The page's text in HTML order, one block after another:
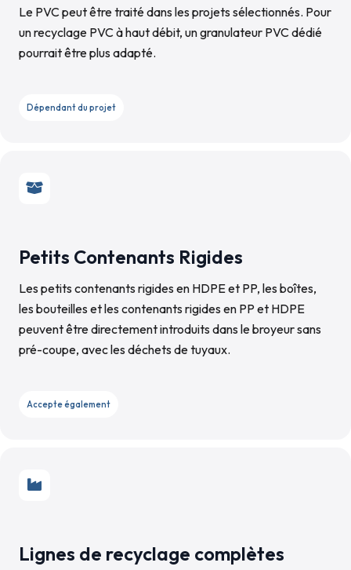
Le PVC peut être traité dans les projets sélectionnés. Pour
un recyclage PVC à haut débit, un granulateur PVC dédié
pourrait être plus adapté.
Dépendant du projet
Petits Contenants Rigides
Les petits contenants rigides en HDPE et PP, les boîtes,
les bouteilles et les contenants rigides en PP et HDPE
peuvent être directement introduits dans le broyeur sans
pré-coupe, avec les déchets de tuyaux.
Accepte également
Lignes de recyclage complètes